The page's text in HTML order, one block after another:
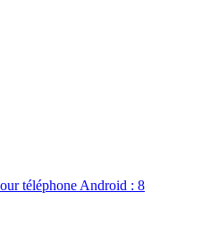
téléphone Android : 8